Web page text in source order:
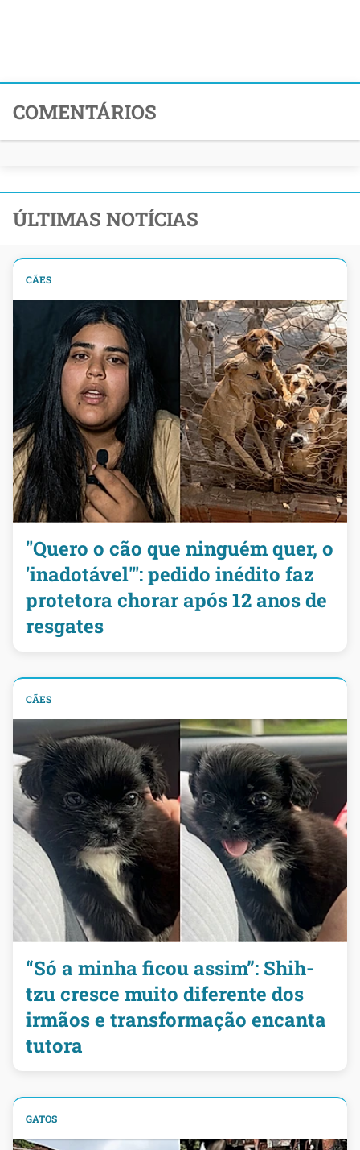
COMENTÁRIOS
ÚLTIMAS NOTÍCIAS
CÃES
"Quero o cão que ninguém quer, o
'inadotável'": pedido inédito faz
protetora chorar após 12 anos de
resgates
CÃES
“Só a minha ficou assim”: Shih-
tzu cresce muito diferente dos
irmãos e transformação encanta
tutora
GATOS